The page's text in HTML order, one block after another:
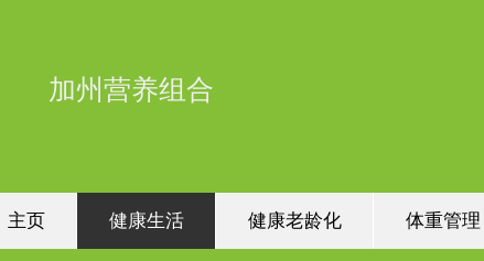
加州营养组合
主页 健康生活 健康老龄化 体重管理